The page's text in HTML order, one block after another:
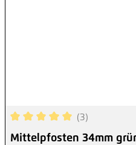
Durchschnittliche
(3)
Mittelpfosten 34mm